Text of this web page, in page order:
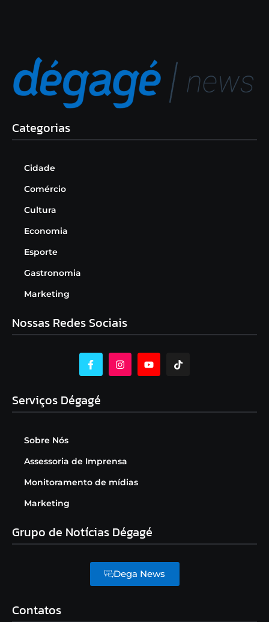
Categorias
Cidade
Comércio
Cultura
Economia
Esporte
Gastronomia
Marketing
Nossas Redes Sociais
Serviços Dégagé
Sobre Nós
Assessoria de Imprensa
Monitoramento de mídias
Marketing
Grupo de Notícias Dégagé
Dega News
Contatos